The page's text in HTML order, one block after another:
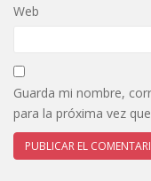
Web
Guarda mi nombre,
para la próxima vez